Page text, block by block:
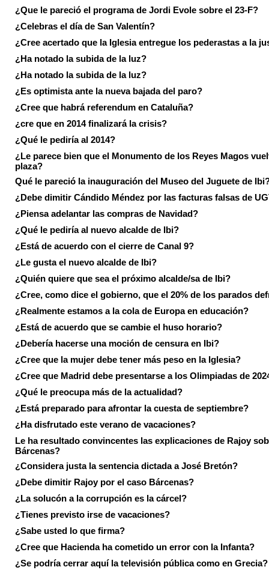
¿Que le pareció el programa de Jordi Evole sobre el 23-F?
¿Celebras el día de San Valentín?
¿Cree acertado que la Iglesia entregue los pederastas a la
¿Ha notado la subida de la luz?
¿Ha notado la subida de la luz?
¿Es optimista ante la nueva bajada del paro?
¿Cree que habrá referendum en Cataluña?
¿cre que en 2014 finalizará la crisis?
¿Qué le pediría al 2014?
¿Le parece bien que el Monumento de los Reyes Magos
plaza?
Qué le pareció la inauguración del Museo del Juguete de
¿Debe dimitir Cándido Méndez por las facturas falsas de
¿Piensa adelantar las compras de Navidad?
¿Qué le pediría al nuevo alcalde de Ibi?
¿Está de acuerdo con el cierre de Canal 9?
¿Le gusta el nuevo alcalde de Ibi?
¿Quién quiere que sea el próximo alcalde/sa de Ibi?
¿Cree, como dice el gobierno, que el 20% de los parados
¿Realmente estamos a la cola de Europa en educación?
¿Está de acuerdo que se cambie el huso horario?
¿Debería hacerse una moción de censura en Ibi?
¿Cree que la mujer debe tener más peso en la Iglesia?
¿Cree que Madrid debe presentarse a los Olimpiadas de
¿Qué le preocupa más de la actualidad?
¿Está preparado para afrontar la cuesta de septiembre?
¿Ha disfrutado este verano de vacaciones?
Le ha resultado convincentes las explicaciones de Rajoy
Bárcenas?
¿Considera justa la sentencia dictada a José Bretón?
¿Debe dimitir Rajoy por el caso Bárcenas?
¿La solucón a la corrupción es la cárcel?
¿Tienes previsto irse de vacaciones?
¿Sabe usted lo que firma?
¿Cree que Hacienda ha cometido un error con la Infanta?
¿Se podría cerrar aquí la televisión pública como en Grecia?